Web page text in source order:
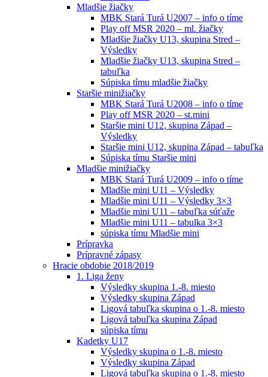
Mladšie žiačky
MBK Stará Turá U2007 – info o tíme
Play off MSR 2020 – ml. žiačky
Mladšie žiačky U13, skupina Stred –
Výsledky
Mladšie žiačky U13, skupina Stred –
tabuľka
Súpiska tímu mladšie žiačky
Staršie minižiačky
MBK Stará Turá U2008 – info o tíme
Play off MSR 2020 – st.mini
Staršie mini U12, skupina Západ –
Výsledky
Staršie mini U12, skupina Západ – tabuľka
Súpiska tímu Staršie mini
Mladšie minižiačky
MBK Stará Turá U2009 – info o tíme
Mladšie mini U11 – Výsledky
Mladšie mini U11 – Výsledky 3×3
Mladšie mini U11 – tabuľka súťaže
Mladšie mini U11 – tabulka 3×3
súpiska tímu Mladšie mini
Prípravka
Prípravné zápasy
Hracie obdobie 2018/2019
1. Liga ženy
Výsledky skupina 1.-8. miesto
Výsledky skupina Západ
Ligová tabuľka skupina o 1.-8. miesto
Ligová tabuľka skupina Západ
súpiska tímu
Kadetky U17
Výsledky skupina o 1.-8. miesto
Výsledky skupina Západ
Ligová tabuľka skupina o 1.-8. miesto